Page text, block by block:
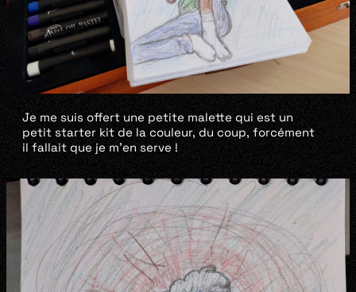
Je me suis offert une petite malette qui est un
petit starter kit de la couleur, du coup, forcément
il fallait que je m’en serve !